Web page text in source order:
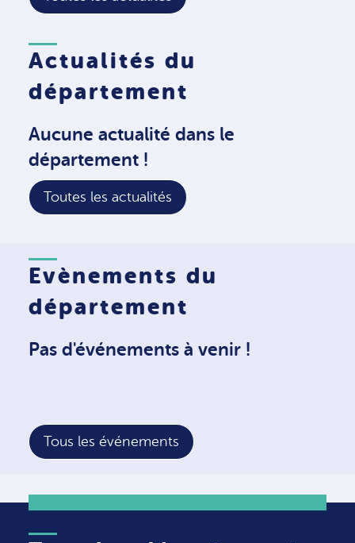
Actualités du
département
Aucune actualité dans le
département !
Toutes les actualités
Evènements du
département
Pas d'événements à venir !
Tous les événements